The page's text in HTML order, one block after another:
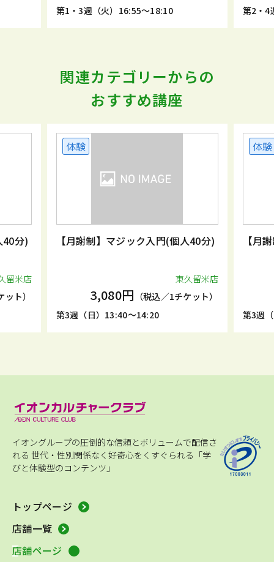
第1・3週（火）16:55～18:10
第2・4
関連カテゴリーからの
おすすめ講座
40分)
留米店
ト）
体験
【月謝制】マジック入門(個人40分)
東久留米店
3,080円 （税込／1チケット）
第3週（日）13:40～14:20
体験
【月
第3週
イオングループの圧倒的な信頼とボリュームで配信さ
れる 世代・性別関係なく好奇心をくすぐられる「学
びと体験型のコンテンツ」
トップページ
店舗一覧
店舗ページ